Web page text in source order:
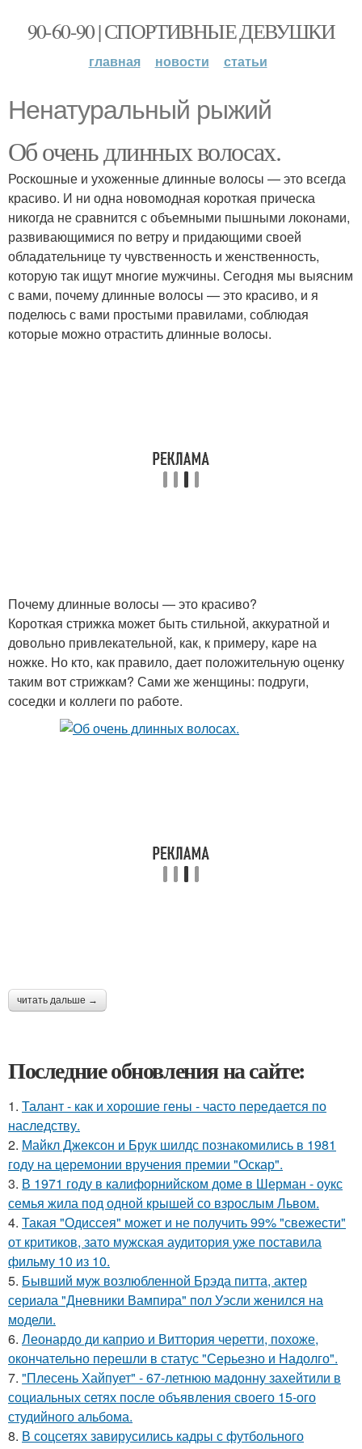
90-60-90 | СПОРТИВНЫЕ ДЕВУШКИ
главная новости статьи
Ненатуральный рыжий
Об очень длинных волосах.
Роскошные и ухоженные длинные волосы — это всегда
красиво. И ни одна новомодная короткая прическа
никогда не сравнится с объемными пышными локонами,
развивающимися по ветру и придающими своей
обладательнице ту чувственность и женственность,
которую так ищут многие мужчины. Сегодня мы выясним
с вами, почему длинные волосы — это красиво, и я
поделюсь с вами простыми правилами, соблюдая
которые можно отрастить длинные волосы.
Почему длинные волосы — это красиво?
Короткая стрижка может быть стильной, аккуратной и
довольно привлекательной, как, к примеру, каре на
ножке. Но кто, как правило, дает положительную оценку
таким вот стрижкам? Сами же женщины: подруги,
соседки и коллеги по работе.
читать дальше →
Последние обновления на сайте:
1. Талант - как и хорошие гены - часто передается по
наследству.
2. Майкл Джексон и Брук шилдс познакомились в 1981
году на церемонии вручения премии "Оскар".
3. В 1971 году в калифорнийском доме в Шерман - оукс
семья жила под одной крышей со взрослым Львом.
4. Такая "Одиссея" может и не получить 99% "свежести"
от критиков, зато мужская аудитория уже поставила
фильму 10 из 10.
5. Бывший муж возлюбленной Брэда питта, актер
сериала "Дневники Вампира" пол Уэсли женился на
модели.
6. Леонардо ди каприо и Виттория черетти, похоже,
окончательно перешли в статус "Серьезно и Надолго".
7. "Плесень Хайпует" - 67-летнюю мадонну захейтили в
социальных сетях после объявления своего 15-ого
студийного альбома.
8. В соцсетях завирусились кадры с футбольного